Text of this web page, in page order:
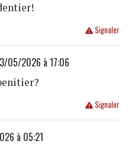
Signaler
05/2026 à 17:06
Signaler
à 05:21